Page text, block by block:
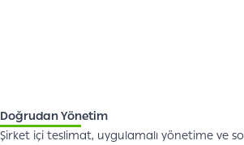
Doğrudan Yönetim
Şirket içi teslimat, uygulamalı yönetime ve